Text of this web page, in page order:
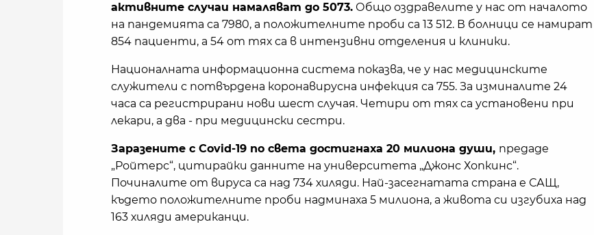
активните случаи намаляват до 5073. Общо оздравелите у нас от началото
на пандемията са 7980, а положителните проби са 13 512. В болници се намират
854 пациенти, а 54 от тях са в интензивни отделения и клиники.
Националната информационна система показва, че у нас медицинските
служители с потвърдена коронавирусна инфекция са 755. За изминалите 24
часа са регистрирани нови шест случая. Четири от тях са установени при
лекари, а два - при медицински сестри.
Заразените с Covid-19 по света достигнаха 20 милиона души, предаде
„Ройтерс“, цитирайки данните на университета „Джонс Хопкинс“.
Починалите от вируса са над 734 хиляди. Най-засегнатата страна е САЩ,
където положителните проби надминаха 5 милиона, а живота си изгубиха над
163 хиляди американци.